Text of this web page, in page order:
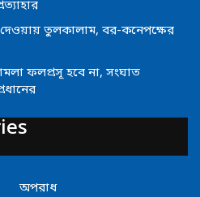
দেওয়ায় তুলকালাম, বর-কনেপক্ষের
ফলপ্রসূ হবে না, সংঘাত
অপরাধ